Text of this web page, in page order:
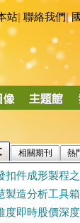
站 聯絡我們|
相關期刊 熱
扣件成形製程
製造分析工具
度即時股價深